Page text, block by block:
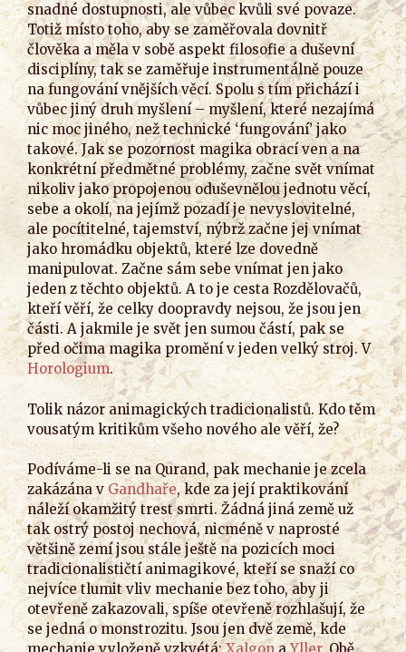
snadné dostupnosti, ale vůbec kvůli své povaze.
Totiž místo toho, aby se zaměřovala dovnitř
člověka a měla v sobě aspekt filosofie a duševní
disciplíny, tak se zaměřuje instrumentálně pouze
na fungování vnějších věcí. Spolu s tím přichází i
vůbec jiný druh myšlení – myšlení, které nezajímá
nic moc jiného, než technické ‘fungování’ jako
takové. Jak se pozornost magika obrací ven a na
konkrétní předmětné problémy, začne svět vnímat
nikoliv jako propojenou oduševnělou jednotu věcí,
sebe a okolí, na jejímž pozadí je nevyslovitelné,
ale pocítitelné, tajemství, nýbrž začne jej vnímat
jako hromádku objektů, které lze dovedně
manipulovat. Začne sám sebe vnímat jen jako
jeden z těchto objektů. A to je cesta Rozdělovačů,
kteří věří, že celky doopravdy nejsou, že jsou jen
části. A jakmile je svět jen sumou částí, pak se
před očima magika promění v jeden velký stroj. V
Horologium.
Tolik názor animagických tradicionalistů. Kdo těm
vousatým kritikům všeho nového ale věří, že?
Podíváme-li se na Qurand, pak mechanie je zcela
zakázána vGandhaře, kde za její praktikování
náleží okamžitý trest smrti. Žádná jiná země už
tak ostrý postoj nechová, nicméně v naprosté
většině zemí jsou stále ještě na pozicích moci
tradicionalističtí animagikové, kteří se snaží co
nejvíce tlumit vliv mechanie bez toho, aby ji
otevřeně zakazovali, spíše otevřeně rozhlašují, že
se jedná o monstrozitu. Jsou jen dvě země, kde